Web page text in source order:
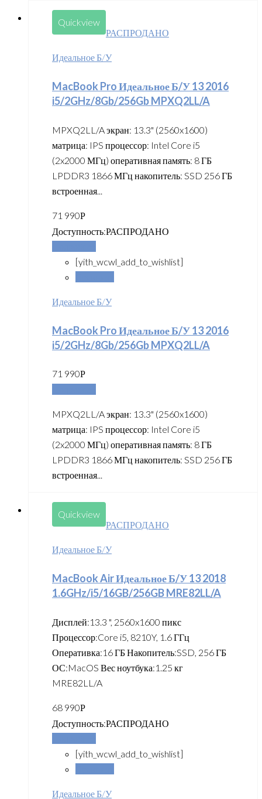
Quickview
РАСПРОДАНО
Идеальное Б/У
MacBook Pro Идеальное Б/У 13 2016
i5/2GHz/8Gb/256Gb MPXQ2LL/A
MPXQ2LL/A экран: 13.3" (2560x1600)
матрица: IPS процессор: Intel Core i5
(2x2000 МГц) оперативная память: 8 ГБ
LPDDR3 1866 МГц накопитель: SSD 256 ГБ
встроенная...
71 990Р
Доступность:РАСПРОДАНО
[yith_wcwl_add_to_wishlist]
Идеальное Б/У
MacBook Pro Идеальное Б/У 13 2016
i5/2GHz/8Gb/256Gb MPXQ2LL/A
71 990Р
MPXQ2LL/A экран: 13.3" (2560x1600)
матрица: IPS процессор: Intel Core i5
(2x2000 МГц) оперативная память: 8 ГБ
LPDDR3 1866 МГц накопитель: SSD 256 ГБ
встроенная...
Quickview
РАСПРОДАНО
Идеальное Б/У
MacBook Air Идеальное Б/У 13 2018
1.6GHz/i5/16GB/256GB MRE82LL/A
Дисплей:13.3 ", 2560x1600 пикс
Процессор:Core i5, 8210Y, 1.6 ГГц
Оперативка:16 ГБ Накопитель:SSD, 256 ГБ
ОС:MacOS Вес ноутбука:1.25 кг
MRE82LL/A
68 990Р
Доступность:РАСПРОДАНО
[yith_wcwl_add_to_wishlist]
Идеальное Б/У